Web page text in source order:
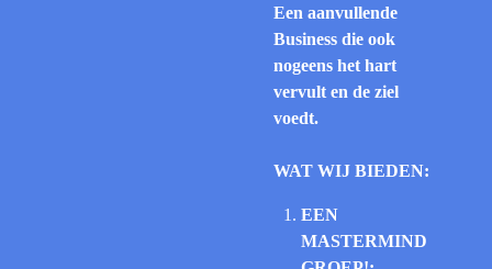
Een aanvullende
Business die ook
nogeens het hart
vervult en de ziel
voedt.
WAT WIJ BIEDEN:
EEN
MASTERMIND